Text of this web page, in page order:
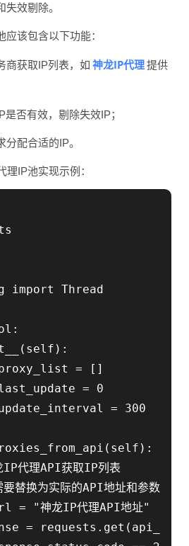
效剔除。
该包含以下功能：
商获取IP列表，如 神龙IP代理提供
是否有效，剔除失效IP；
分配合适的IP。
理IP池实现示例：
import Thread
= []
= 0
= 300   5分
代理API获取IP列表
替换为实际的API地址和参数
= "神龙IP代理API地址"
= requests.get(api_url)